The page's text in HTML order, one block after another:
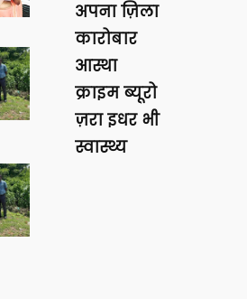
अपना ज़िला
कारोबार
आस्था
क्राइम ब्यूरो
ज़रा इधर भी
स्वास्थ्य